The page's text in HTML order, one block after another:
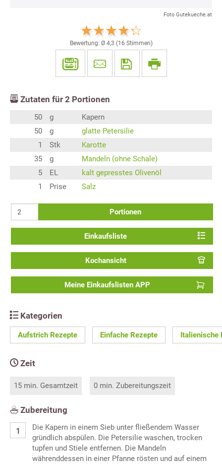
Foto Gutekueche.at
Bewertung: Ø 4,3 (16 Stimmen)
Zutaten für 2 Portionen
50 g
Kapern
50
g
glatte Petersilie
1
Stk
Karotte
35
g
Mandeln (ohne Schale)
5
EL
kalt gepresstes Olivenöl
1
Prise Salz
Portionen
Einkaufsliste
Kochansicht
Meine Einkaufslisten APP
Kategorien
Aufstrich Rezepte Einfache Rezepte Italienische
Zeit
15 min. Gesamtzeit 0 min. Zubereitungszeit
Zubereitung
Die Kapern in einem Sieb unter fließendem Wasser
gründlich abspülen. Die Petersilie waschen, trocken
tupfen und Stiele entfernen. Die Mandeln
währenddessen in einer Pfanne rösten und auf einem